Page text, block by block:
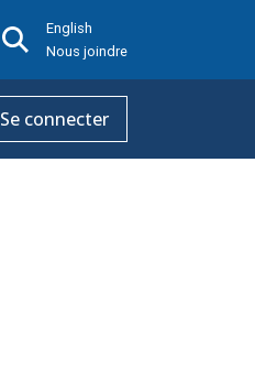
English
Nous joindre
Se connecter